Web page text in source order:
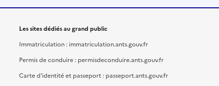
Les sites dédiés au grand public
Immatriculation : immatriculation.ants.gouv.fr
Permis de conduire : permisdeconduire.ants.gouv.fr
Carte d'identité et passeport : passeport.ants.gouv.fr